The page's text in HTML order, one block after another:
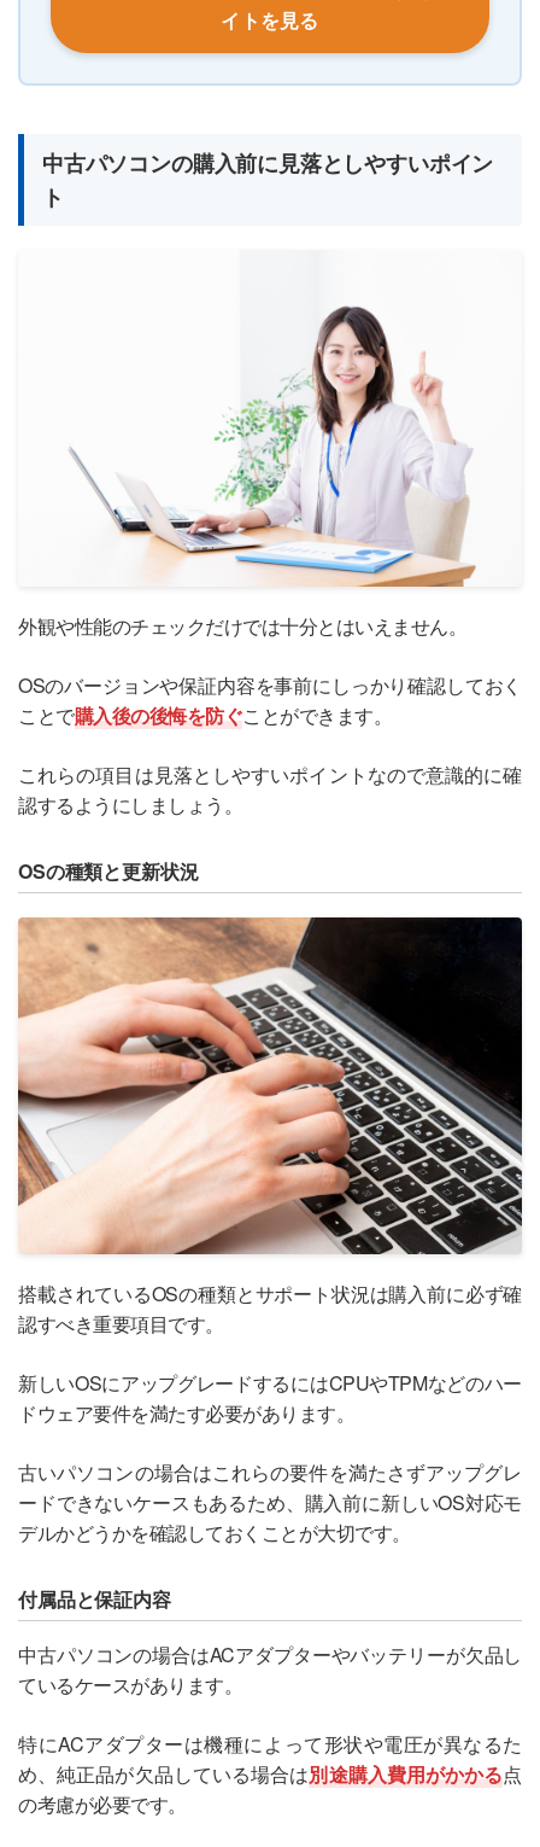
イトを見る
中古パソコンの購入前に見落としやすいポイン
ト
外観や性能のチェックだけでは十分とはいえません。
OSのバージョンや保証内容を事前にしっかり確認しておく
ことで購入後の後悔を防ぐことができます。
これらの項目は見落としやすいポイントなので意識的に確
認するようにしましょう。
OSの種類と更新状況
搭載されているOSの種類とサポート状況は購入前に必ず確
認すべき重要項目です。
新しいOSにアップグレードするにはCPUやTPMなどのハー
ドウェア要件を満たす必要があります。
古いパソコンの場合はこれらの要件を満たさずアップグレ
ードできないケースもあるため、購入前に新しいOS対応モ
デルかどうかを確認しておくことが大切です。
付属品と保証内容
中古パソコンの場合はACアダプターやバッテリーが欠品し
ているケースがあります。
特にACアダプターは機種によって形状や電圧が異なるた
め、純正品が欠品している場合は別途購入費用がかかる点
の考慮が必要です。